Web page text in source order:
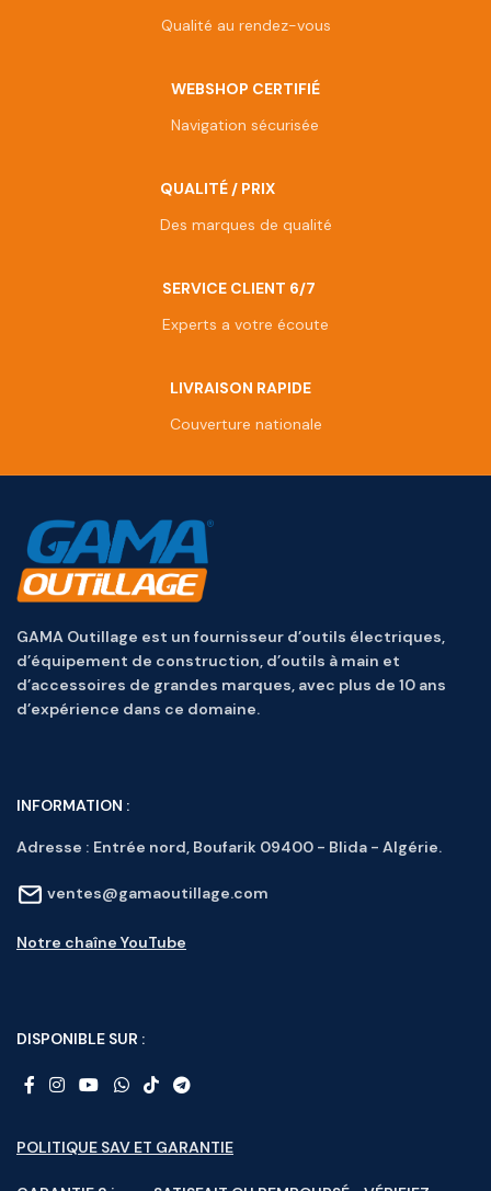
Qualité au rendez-vous
WEBSHOP CERTIFIÉ
Navigation sécurisée
QUALITÉ / PRIX
Des marques de qualité
SERVICE CLIENT 6/7
Experts a votre écoute
LIVRAISON RAPIDE
Couverture nationale
GAMA Outillage est un fournisseur d’outils électriques,
d’équipement de construction, d’outils à main et
d’accessoires de grandes marques, avec plus de 10 ans
d’expérience dans ce domaine.
INFORMATION :
Adresse : Entrée nord, Boufarik 09400 - Blida - Algérie.
ventes@gamaoutillage.com
Notre chaîne YouTube
DISPONIBLE SUR :
POLITIQUE SAV ET GARANTIE